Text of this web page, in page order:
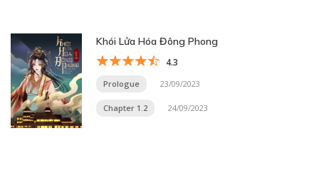
Khói Lửa Hóa Đông Phong
4.3
Prologue 23/09/2023
Chapter 1.2 24/09/2023